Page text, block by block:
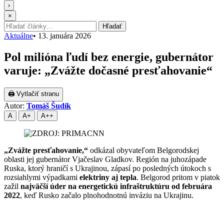
›
×
Hľadať: Hľadať
Aktuálne• 13. januára 2026
Pol milióna ľudí bez energie, gubernátor
varuje: „Zvážte dočasné presťahovanie“
🖨 Vytlačiť stranu
Autor: Tomáš Šudík
A A+ A++
„Zvážte presťahovanie,“ odkázal obyvateľom Belgorodskej
oblasti jej gubernátor Vjačeslav Gladkov. Región na juhozápade
Ruska, ktorý hraničí s Ukrajinou, zápasí po posledných útokoch s
rozsiahlymi výpadkami elektriny aj tepla. Belgorod pritom v piatok
zažil najväčší úder na energetickú infraštruktúru od februára
2022, keď Rusko začalo plnohodnotnú inváziu na Ukrajinu.